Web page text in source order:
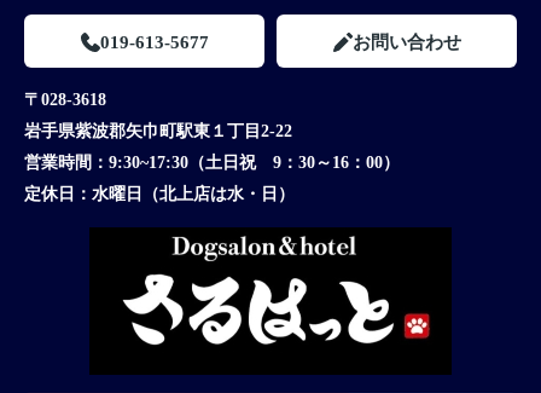
019-613-5677 お問い合わせ
〒028-3618
岩手県紫波郡矢巾町駅東１丁目2-22
営業時間： 9:30~17:30（土日祝 9：30～16：00）
定休日： 水曜日（北上店は水・日）